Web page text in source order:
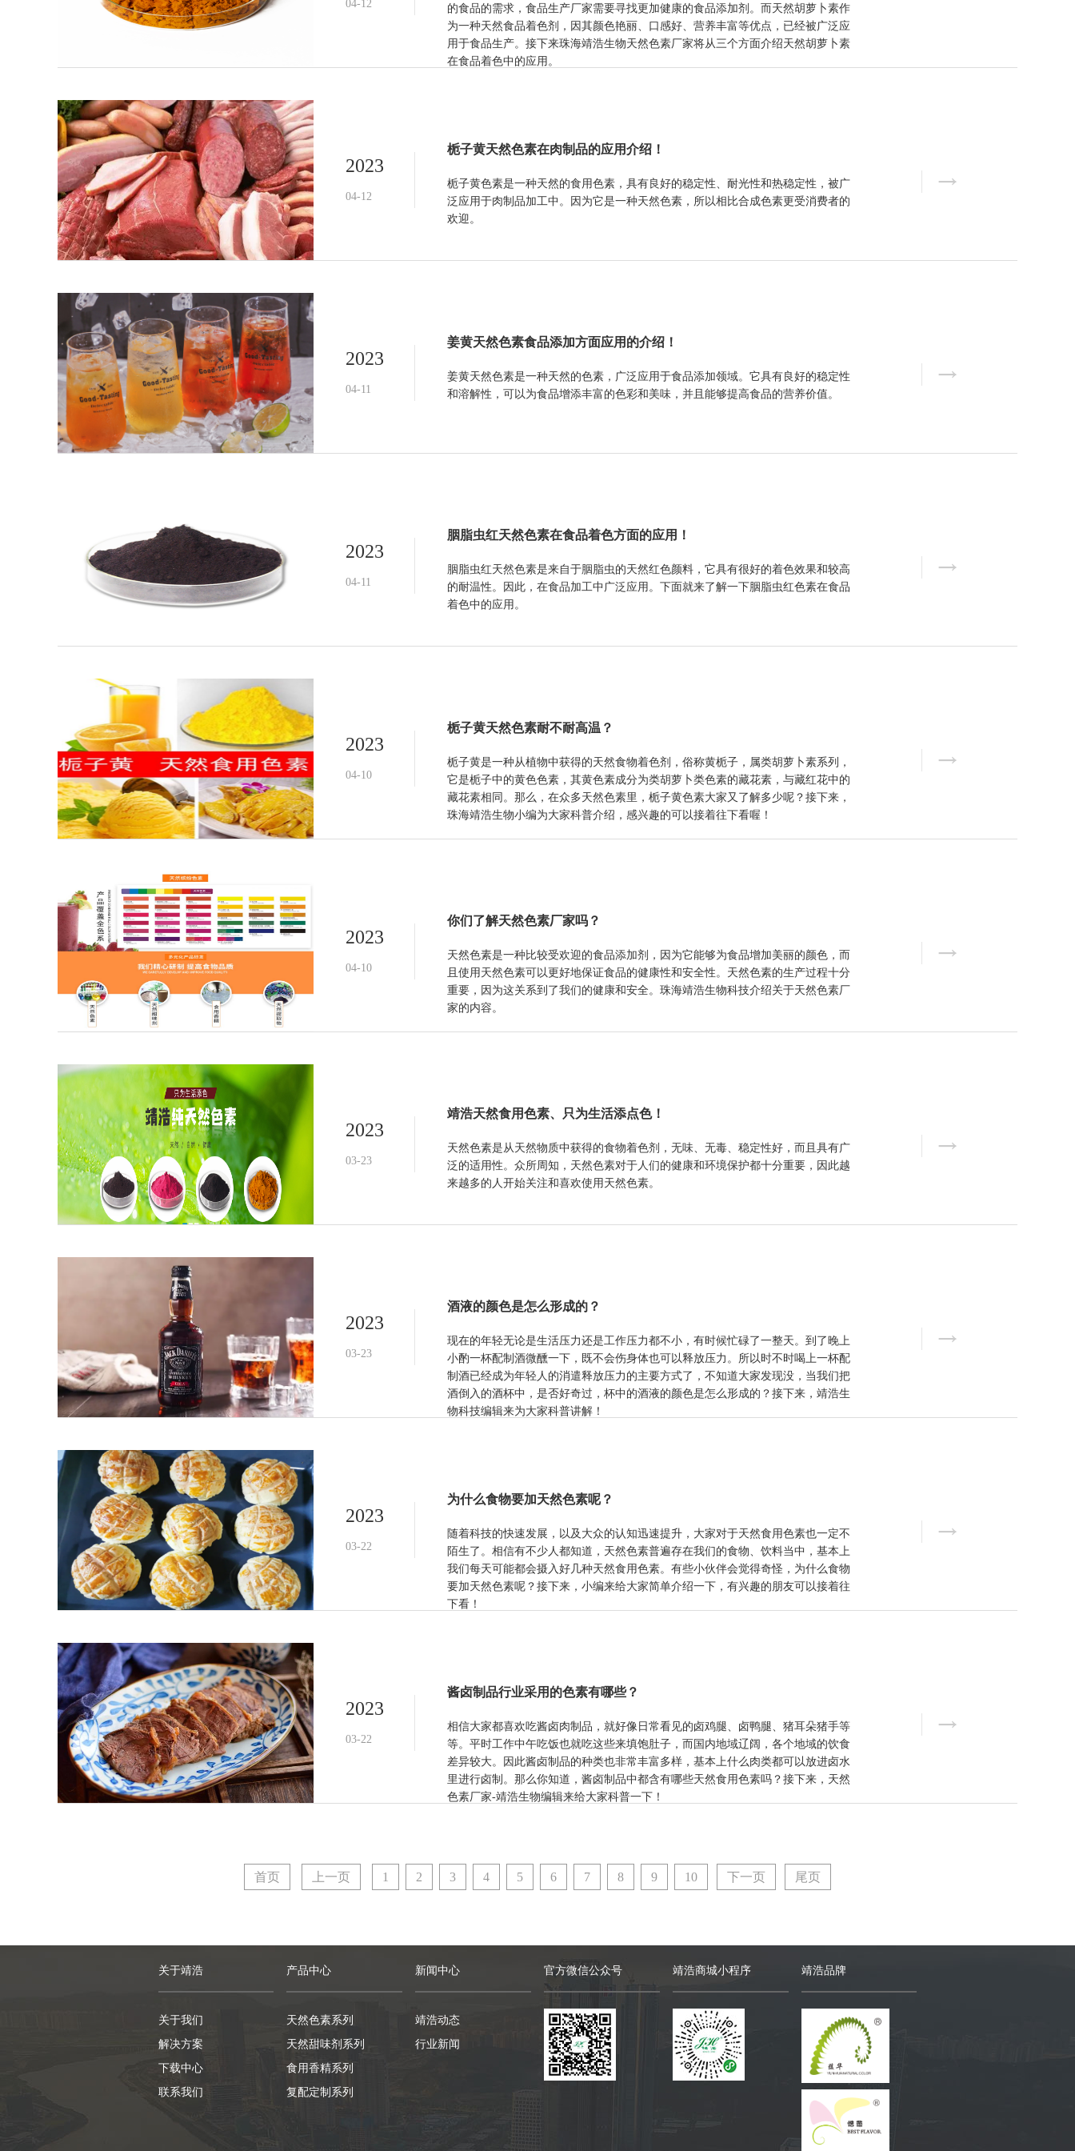
04-12
的食品的需求，食品生产厂家需要寻找更加健康的食品添加剂。而天然胡萝卜素作
为一种天然食品着色剂，因其颜色艳丽、口感好、营养丰富等优点，已经被广泛应
用于食品生产。接下来珠海靖浩生物天然色素厂家将从三个方面介绍天然胡萝卜素
在食品着色中的应用。
2023
04-12
栀子黄天然色素在肉制品的应用介绍！
栀子黄色素是一种天然的食用色素，具有良好的稳定性、耐光性和热稳定性，被广
泛应用于肉制品加工中。因为它是一种天然色素，所以相比合成色素更受消费者的
欢迎。
2023
04-11
姜黄天然色素食品添加方面应用的介绍！
姜黄天然色素是一种天然的色素，广泛应用于食品添加领域。它具有良好的稳定性
和溶解性，可以为食品增添丰富的色彩和美味，并且能够提高食品的营养价值。
2023
04-11
胭脂虫红天然色素在食品着色方面的应用！
胭脂虫红天然色素是来自于胭脂虫的天然红色颜料，它具有很好的着色效果和较高
的耐温性。因此，在食品加工中广泛应用。下面就来了解一下胭脂虫红色素在食品
着色中的应用。
2023
04-10
栀子黄天然色素耐不耐高温？
栀子黄是一种从植物中获得的天然食物着色剂，俗称黄栀子，属类胡萝卜素系列，
它是栀子中的黄色色素，其黄色素成分为类胡萝卜类色素的藏花素，与藏红花中的
藏花素相同。那么，在众多天然色素里，栀子黄色素大家又了解多少呢？接下来，
珠海靖浩生物小编为大家科普介绍，感兴趣的可以接着往下看喔！​
2023
04-10
你们了解天然色素厂家吗？
天然色素是一种比较受欢迎的食品添加剂，因为它能够为食品增加美丽的颜色，而
且使用天然色素可以更好地保证食品的健康性和安全性。天然色素的生产过程十分
重要，因为这关系到了我们的健康和安全。珠海靖浩生物科技介绍关于天然色素厂
家的内容。
2023
03-23
靖浩天然食用色素、只为生活添点色！
天然色素是从天然物质中获得的食物着色剂，无味、无毒、稳定性好，而且具有广
泛的适用性。众所周知，天然色素对于人们的健康和环境保护都十分重要，因此越
来越多的人开始关注和喜欢使用天然色素。
2023
03-23
酒液的颜色是怎么形成的？
现在的年轻无论是生活压力还是工作压力都不小，有时候忙碌了一整天。到了晚上
小酌一杯配制酒微醺一下，既不会伤身体也可以释放压力。所以时不时喝上一杯配
制酒已经成为年轻人的消遣释放压力的主要方式了，不知道大家发现没，当我们把
酒倒入的酒杯中，是否好奇过，杯中的酒液的颜色是怎么形成的？接下来，靖浩生
物科技编辑来为大家科普讲解！
2023
03-22
为什么食物要加天然色素呢？
随着科技的快速发展，以及大众的认知迅速提升，大家对于天然食用色素也一定不
陌生了。相信有不少人都知道，天然色素普遍存在我们的食物、饮料当中，基本上
我们每天可能都会摄入好几种天然食用色素。有些小伙伴会觉得奇怪，为什么食物
要加天然色素呢？接下来，小编来给大家简单介绍一下，有兴趣的朋友可以接着往
下看！
2023
03-22
酱卤制品行业采用的色素有哪些？
相信大家都喜欢吃酱卤肉制品，就好像日常看见的卤鸡腿、卤鸭腿、猪耳朵猪手等
等。平时工作中午吃饭也就吃这些来填饱肚子，而国内地域辽阔，各个地域的饮食
差异较大。因此酱卤制品的种类也非常丰富多样，基本上什么肉类都可以放进卤水
里进行卤制。那么你知道，酱卤制品中都含有哪些天然食用色素吗？接下来，天然
色素厂家-靖浩生物编辑来给大家科普一下！
首页 上一页 1 2 3 4 5 6 7 8 9 10 下一页 尾页
关于靖浩
关于我们
解决方案
下载中心
联系我们
产品中心
天然色素系列
天然甜味剂系列
食用香精系列
复配定制系列
新闻中心
靖浩动态
行业新闻
官方微信公众号 靖浩商城小程序 靖浩品牌